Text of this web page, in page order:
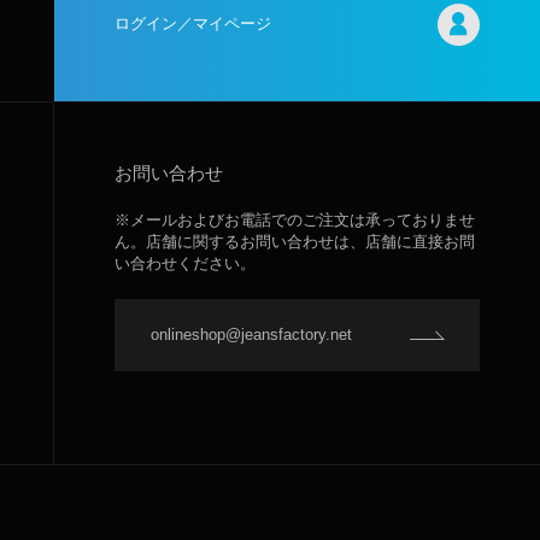
ログイン／マイページ
お問い合わせ
※メールおよびお電話でのご注文は承っておりませ
ん。店舗に関するお問い合わせは、店舗に直接お問
い合わせください。
onlineshop@jeansfactory.net